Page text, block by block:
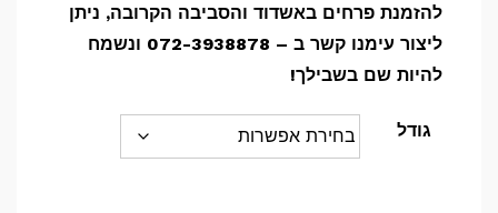
להזמנת פרחים באשדוד והסביבה הקרובה, ניתן
ליצור עימנו קשר ב – 072-3938878 ונשמח
להיות שם בשבילך!
גודל